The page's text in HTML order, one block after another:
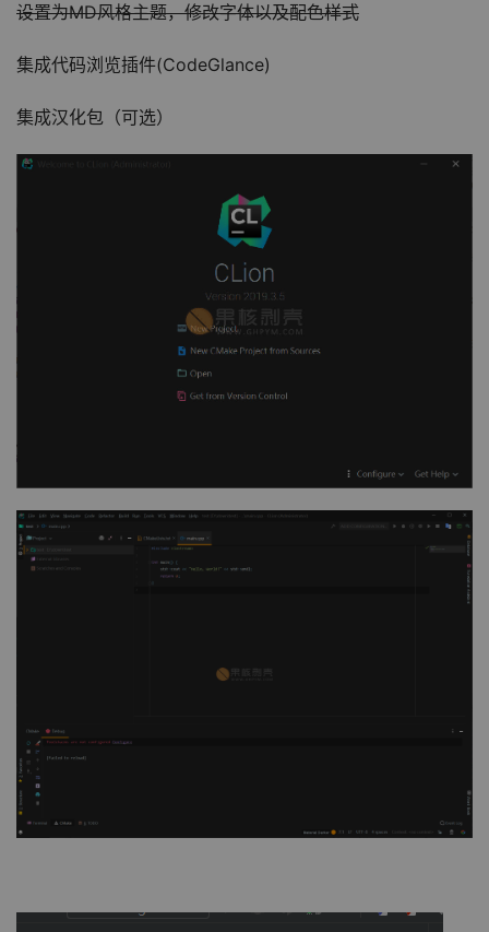
设置为MD风格主题，修改字体以及配色样式
集成代码浏览插件(CodeGlance)
集成汉化包（可选）